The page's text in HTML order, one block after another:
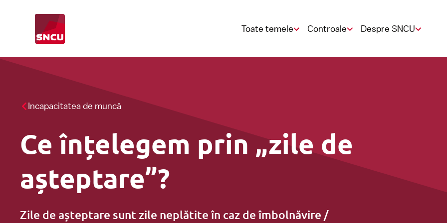
the
homepage
Toate temele
Contractul Colectiv de Muncă (CCM)
Incapacitatea de muncă Concediu
Formare profesională
Controale Despre SNCU
Incapacitatea de muncă
Ce înțelegem prin „zile de
așteptare”?
Zile de așteptare sunt zile neplătite în caz de îmbolnăvire /